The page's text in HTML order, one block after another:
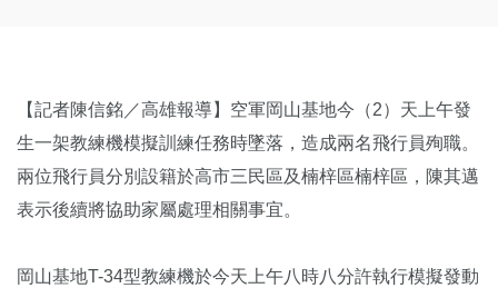
【記者陳信銘／高雄報導】空軍岡山基地今（2）天上午發
生一架教練機模擬訓練任務時墜落，造成兩名飛行員殉職。
兩位飛行員分別設籍於高市三民區及楠梓區楠梓區，陳其邁
表示後續將協助家屬處理相關事宜。
岡山基地T-34型教練機於今天上午八時八分許執行模擬發動